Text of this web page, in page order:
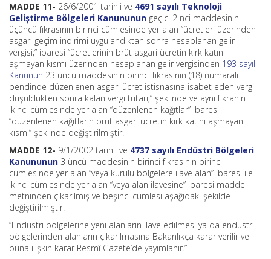
MADDE 11- 26/6/2001 tarihli ve 4691 sayılı Teknoloji
Geliştirme Bölgeleri Kanununun geçici 2 nci maddesinin
üçüncü fıkrasının birinci cümlesinde yer alan “ücretleri üzerinden
asgari geçim indirimi uygulandıktan sonra hesaplanan gelir
vergisi;” ibaresi “ücretlerinin brüt asgari ücretin kırk katını
aşmayan kısmı üzerinden hesaplanan gelir vergisinden 193 sayılı
Kanunun 23 üncü maddesinin birinci fıkrasının (18) numaralı
bendinde düzenlenen asgari ücret istisnasına isabet eden vergi
düşüldükten sonra kalan vergi tutarı;” şeklinde ve aynı fıkranın
ikinci cümlesinde yer alan “düzenlenen kağıtlar” ibaresi
“düzenlenen kağıtların brüt asgari ücretin kırk katını aşmayan
kısmı” şeklinde değiştirilmiştir.
MADDE 12- 9/1/2002 tarihli ve 4737 sayılı Endüstri Bölgeleri
Kanununun 3 üncü maddesinin birinci fıkrasının birinci
cümlesinde yer alan “veya kurulu bölgelere ilave alan” ibaresi ile
ikinci cümlesinde yer alan “veya alan ilavesine” ibaresi madde
metninden çıkarılmış ve beşinci cümlesi aşağıdaki şekilde
değiştirilmiştir.
“Endüstri bölgelerine yeni alanların ilave edilmesi ya da endüstri
bölgelerinden alanların çıkarılmasına Bakanlıkça karar verilir ve
buna ilişkin karar Resmî Gazete’de yayımlanır.”